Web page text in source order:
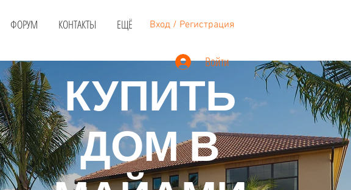
ФОРУМ КОНТАКТЫ ЕЩЁ Вход / Регистрация
Войти
КУПИТЬ
ДОМ В